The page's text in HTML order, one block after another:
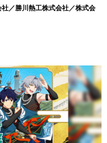
／勝川熱工株式会社／株式会